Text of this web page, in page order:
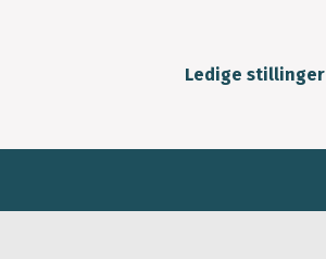
Ledige stillinger